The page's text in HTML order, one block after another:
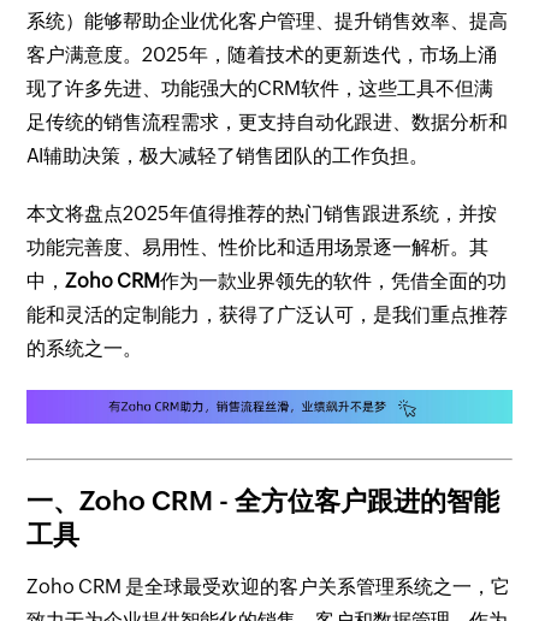
系统）能够帮助企业优化客户管理、提升销售效率、提高
客户满意度。2025年，随着技术的更新迭代，市场上涌
现了许多先进、功能强大的CRM软件，这些工具不但满
足传统的销售流程需求，更支持自动化跟进、数据分析和
AI辅助决策，极大减轻了销售团队的工作负担。
本文将盘点2025年值得推荐的热门销售跟进系统，并按
功能完善度、易用性、性价比和适用场景逐一解析。其
中，Zoho CRM作为一款业界领先的软件，凭借全面的功
能和灵活的定制能力，获得了广泛认可，是我们重点推荐
的系统之一。
一、Zoho CRM - 全方位客户跟进的智能
工具
Zoho CRM 是全球最受欢迎的客户关系管理系统之一，它